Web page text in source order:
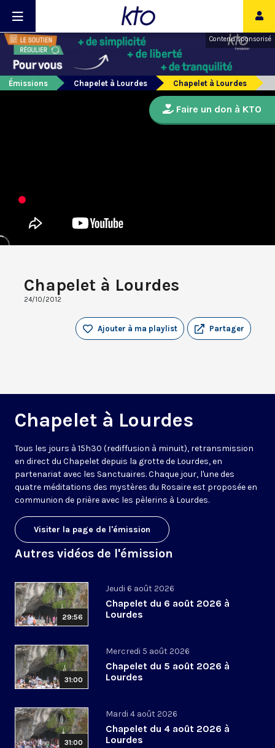
Contenu sponsorisé
Émissions Chapelet à Lourdes Chapelet à Lourdes
Chapelet à Lourdes
24/10/2012
Partager
Ajouter à ma playlist
Chapelet à Lourdes
Tous les jours à 15h30 (rediffusion à minuit), retransmission
en direct du Chapelet depuis la grotte de Lourdes, en
partenariat avec les Sanctuaires. Chaque jour, l'une des
quatre méditations des mystères du Rosaire est proposée en
communion de prière avec les pèlerins à Lourdes.
Visiter la page de l'émission
Autres vidéos de l'émission
29:56
Jeudi 6 août 2026
Chapelet du 6 août 2026 à
Lourdes
31:00
Mercredi 5 août 2026
Chapelet du 5 août 2026 à
Lourdes
31:00
Mardi 4 août 2026
Chapelet du 4 août 2026 à
Lourdes
Faire un don à KTO